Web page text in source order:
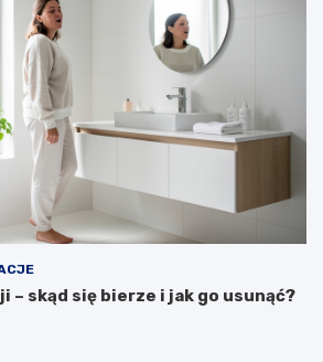
– skąd się bierze i jak go usunąć?